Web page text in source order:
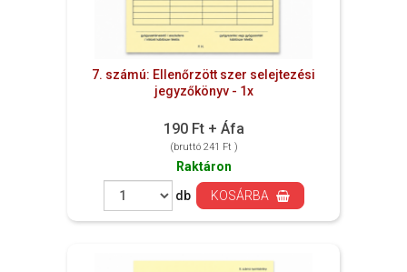
7. számú: Ellenőrzött szer selejtezési
jegyzőkönyv - 1x
190 Ft + Áfa
(bruttó 241 Ft )
Raktáron
db
KOSÁRBA